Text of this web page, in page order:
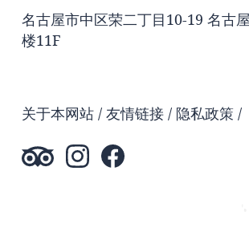
名古屋市中区荣二丁目10-19 名古
楼11F
关于本网站 友情链接 隐私政策